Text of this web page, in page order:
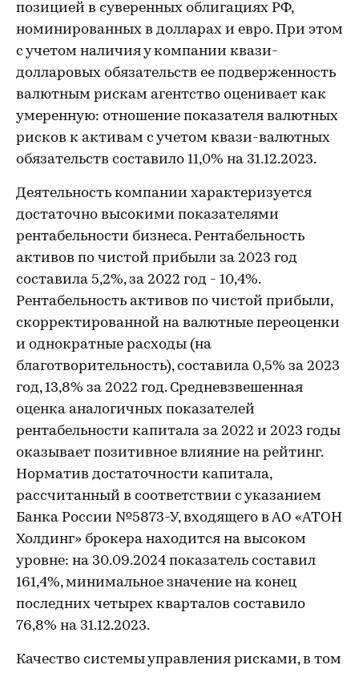
позицией в суверенных облигациях РФ,
номинированных в долларах и евро. При этом
с учетом наличия у компании квази-
долларовых обязательств ее подверженность
валютным рискам агентство оценивает как
умеренную: отношение показателя валютных
рисков к активам с учетом квази-валютных
обязательств составило 11,0% на 31.12.2023.
Деятельность компании характеризуется
достаточно высокими показателями
рентабельности бизнеса. Рентабельность
активов по чистой прибыли за 2023 год
составила 5,2%, за 2022 год - 10,4%.
Рентабельность активов по чистой прибыли,
скорректированной на валютные переоценки
и однократные расходы (на
благотворительность), составила 0,5% за 2023
год, 13,8% за 2022 год. Средневзвешенная
оценка аналогичных показателей
рентабельности капитала за 2022 и 2023 годы
оказывает позитивное влияние на рейтинг.
Норматив достаточности капитала,
рассчитанный в соответствии с указанием
Банка России №5873-У, входящего в АО «АТОН
Холдинг» брокера находится на высоком
уровне: на 30.09.2024 показатель составил
161,4%, минимальное значение на конец
последних четырех кварталов составило
76,8% на 31.12.2023.
Качество системы управления рисками, в том